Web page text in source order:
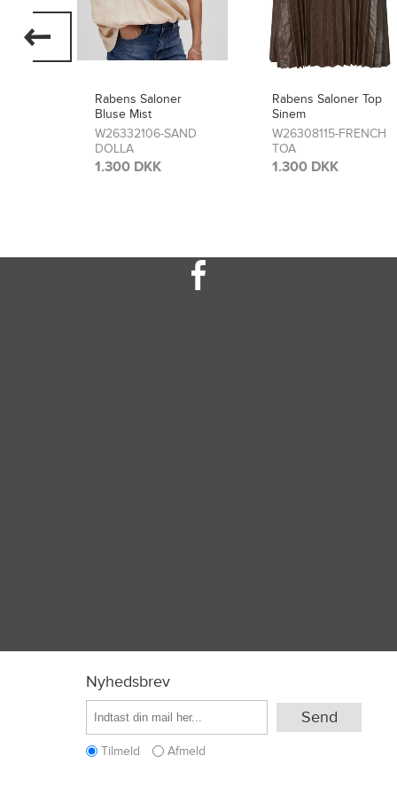
Rabens Saloner Top
Sinem
W26308115-FRENCH
TOA
1.300 DKK
rabens Saloner
Nederdel Simonia
W26308114-FRENCH
TOA
2.150 DKK
Nyhedsbrev
Tilmeld Afmeld